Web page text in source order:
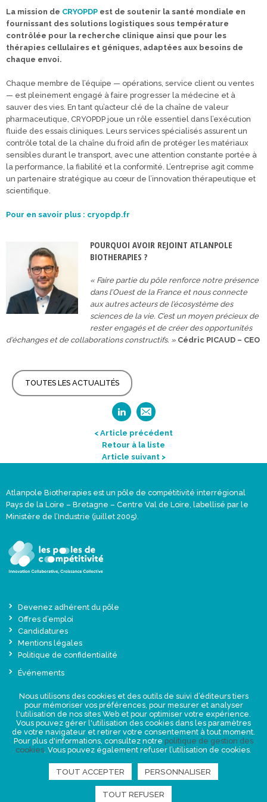
La mission de CRYOPDP est de soutenir la santé mondiale en
fournissant des solutions logistiques sous température
contrôlée pour la recherche clinique ainsi que pour les
thérapies cellulaires et géniques, adaptées aux besoins de
chaque envoi.
Chaque membre de l’équipe — opérations, service client ou ventes
— est pleinement engagé à faire progresser la médecine et à
sauver des vies. En tant qu’acteur clé de la chaîne de valeur
pharmaceutique, CRYOPDP joue un rôle essentiel dans l’exécution
fluide des essais cliniques. Leurs services spécialisés assurent un
contrôle total de la chaîne du froid afin de protéger les matériaux
sensibles durant le transport, avec une attention constante portée à
la performance, la fiabilité et la conformité. L’entreprise agit comme
un partenaire stratégique au cœur de l’innovation thérapeutique et
scientifique.
Pour en savoir plus : cryopdp.fr
POURQUOI AVOIR REJOINT ATLANPOLE
BIOTHERAPIES ?
« Faire partie du pôle renforce notre présence
dans l’Ouest de la France et nous connecte
aux autres acteurs de l’écosystème des
sciences de la vie. C’est un moyen précieux de
rester engagés et de créer des opportunités
d’échanges et de collaborations constructifs. » Cédric PICAUD – CEO
TOUTES LES ACTUALITÉS
< Article précédent
Retour à la liste
Article suivant >
Atlanpole Biotherapies est un pôle de compétitivité interrégional
Pays de la Loire – Bretagne – Centre Val de Loire, labellisé par le
Ministère de l’Industrie (juillet 2005).
Devenez adhérent du pôle
Offres d’emploi
Candidatures
Mentions légales
Politique de confidentialité
Événements
Une offre globale sur-mesure
Presse
NEWSLETTER
RETROUVEZ-NOUS
Nous utilisons des cookies et des outils de suivi d’éditeurs tiers
pour mémoriser vos préférences, pour mesurer et analyser
l'utilisation de nos sites Web et pour optimiser votre expérience.
Vous pouvez gérer l'utilisation des cookies dans les paramètres
de votre navigateur et retirer votre consentement à tout moment.
Pour plus d'informations, consultez notre politique de gestion des
cookies. Vous pouvez également refuser l’utilisation de cookies.
TOUT ACCEPTER PERSONNALISER
TOUT REFUSER